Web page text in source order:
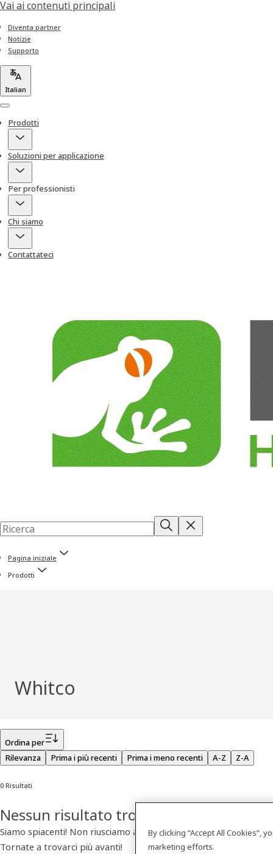
Vai ai contenuti principali
Diventa partner
Notizie
Supporto
Italian
Menu
Prodotti
Soluzioni per applicazione
Per professionisti
Chi siamo
Contattateci
Pagina iniziale
Prodotti
Whitco
Ordina per
Rilevanza
Prima i più recenti Prima i meno recenti A-Z Z-A
0 Risultati
Nessun risultato trovato
Siamo spiacenti! Non riusciamo a trovare nessun prodotto.
Tornate a trovarci più avanti!
By clicking “Accept All Cookies”,
marketing efforts.